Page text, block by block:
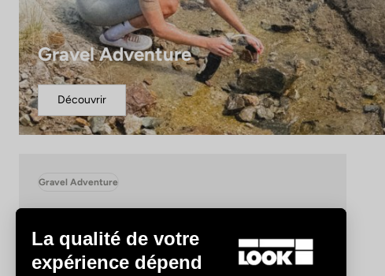
Gravel Adventure
Découvrir
Gravel Adventure
La qualité de votre
expérience dépend